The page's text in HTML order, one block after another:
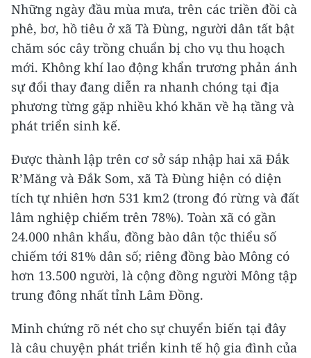
Những ngày đầu mùa mưa, trên các triền đồi cà
phê, bơ, hồ tiêu ở xã Tà Đùng, người dân tất bật
chăm sóc cây trồng chuẩn bị cho vụ thu hoạch
mới. Không khí lao động khẩn trương phản ánh
sự đổi thay đang diễn ra nhanh chóng tại địa
phương từng gặp nhiều khó khăn về hạ tầng và
phát triển sinh kế.
Được thành lập trên cơ sở sáp nhập hai xã Đắk
R’Măng và Đắk Som, xã Tà Đùng hiện có diện
tích tự nhiên hơn 531 km2 (trong đó rừng và đất
lâm nghiệp chiếm trên 78%). Toàn xã có gần
24.000 nhân khẩu, đồng bào dân tộc thiểu số
chiếm tới 81% dân số; riêng đồng bào Mông có
hơn 13.500 người, là cộng đồng người Mông tập
trung đông nhất tỉnh Lâm Đồng.
Minh chứng rõ nét cho sự chuyển biến tại đây
là câu chuyện phát triển kinh tế hộ gia đình của